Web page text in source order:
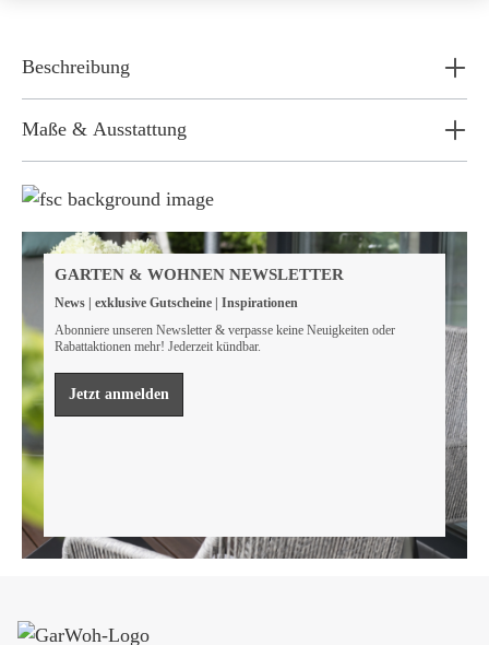
Beschreibung
Maße & Ausstattung
Wir sind FSC® zertifiziert
leisten müssen, um unsere natürlichen Ressourcen zu
bewahren.
Mehr erfahren
GARTEN & WOHNEN NEWSLETTER
News | exklusive Gutscheine | Inspirationen
Abonniere unseren Newsletter & verpasse keine Neuigkeiten oder
Rabattaktionen mehr! Jederzeit kündbar.
Jetzt anmelden